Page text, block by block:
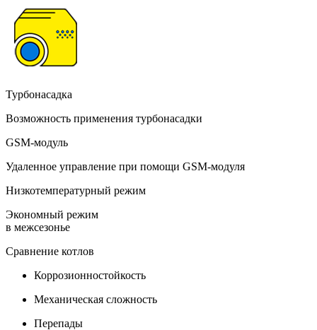
Турбонасадка
Возможность применения турбонасадки
GSM-модуль
Удаленное управление при помощи GSM-модуля
Низкотемпературный режим
Экономный режим
в межсезонье
Сравнение котлов
Коррозионностойкость
Механическая сложность
Перепады